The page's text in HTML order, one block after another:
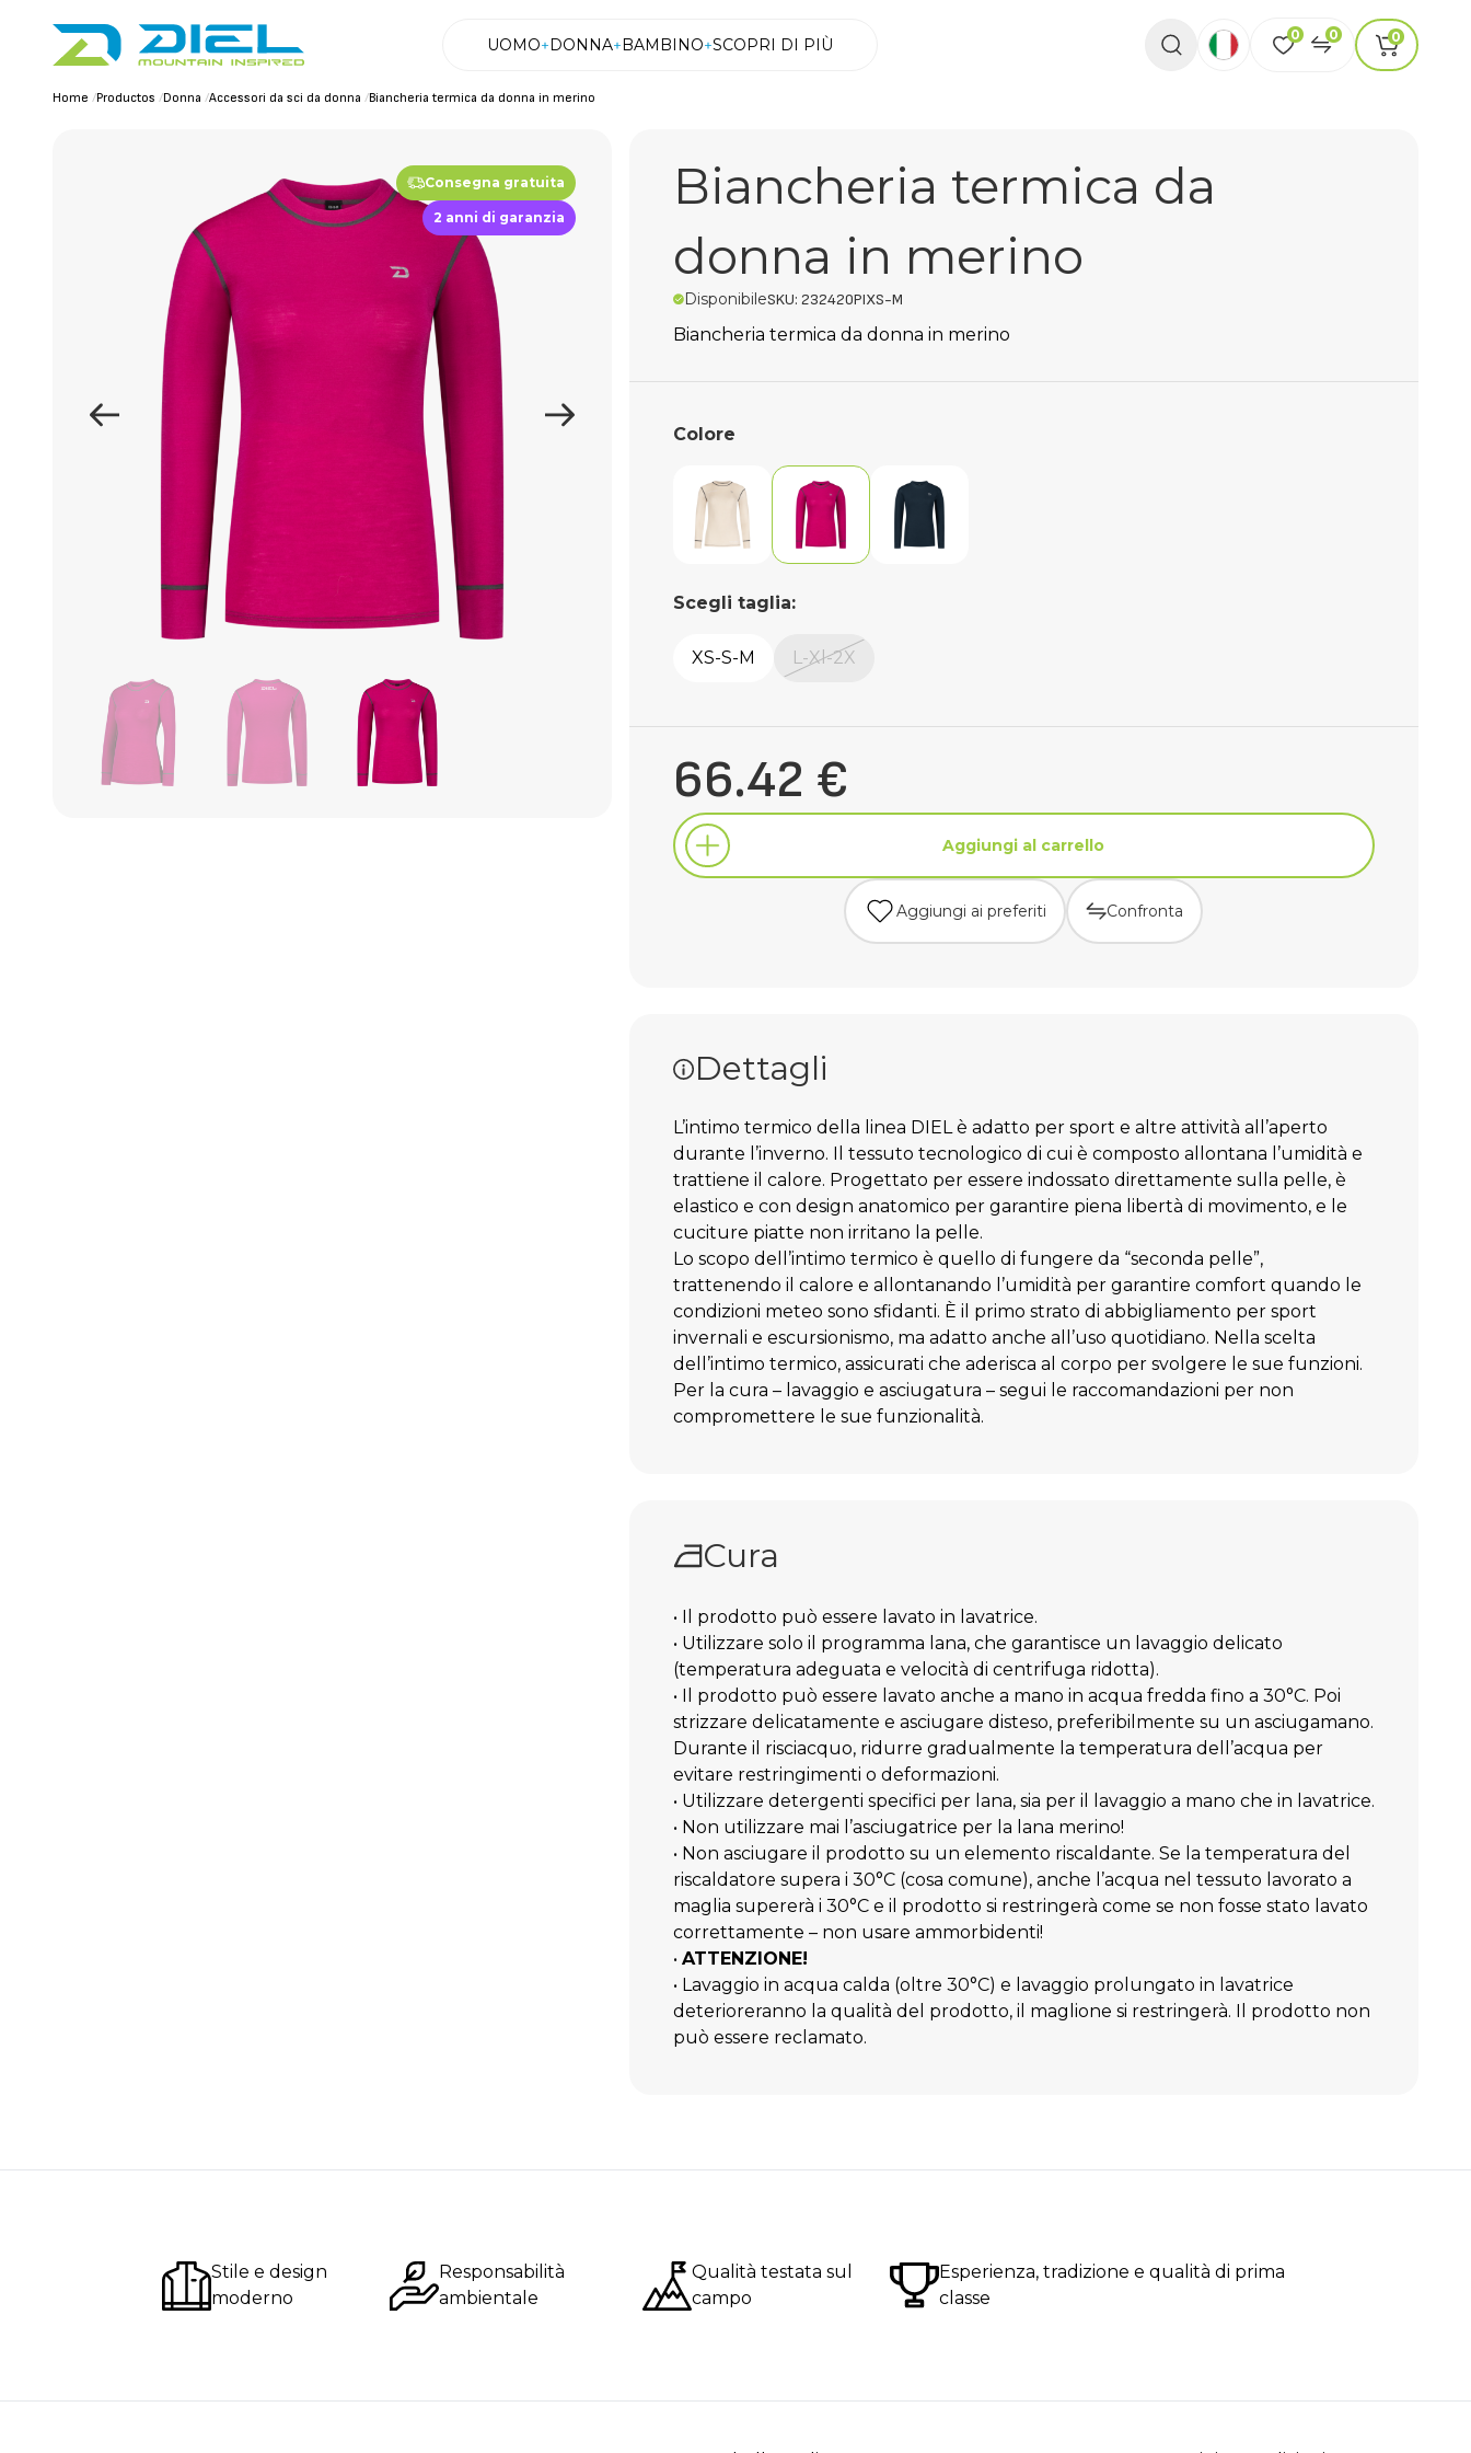
UOMO DONNA BAMBINO SCOPRI DI PIÙ
0 0 0
Home /Productos /Donna /Accessori da sci da donna /Biancheria termica da donna in merino
Consegna gratuita
2 anni di garanzia
Biancheria termica da
donna in merino
DisponibileSKU: 232420PIXS-M
Biancheria termica da donna in merino
Colore
Scegli taglia:
XS-S-M L-Xl-2X
66.42 €
Aggiungi al carrello
Aggiungi ai preferiti Confronta
Dettagli
L’intimo termico della linea DIEL è adatto per sport e altre attività all’aperto
durante l’inverno. Il tessuto tecnologico di cui è composto allontana l’umidità e
trattiene il calore. Progettato per essere indossato direttamente sulla pelle, è
elastico e con design anatomico per garantire piena libertà di movimento, e le
cuciture piatte non irritano la pelle.
Lo scopo dell’intimo termico è quello di fungere da “seconda pelle”,
trattenendo il calore e allontanando l’umidità per garantire comfort quando le
condizioni meteo sono sfidanti. È il primo strato di abbigliamento per sport
invernali e escursionismo, ma adatto anche all’uso quotidiano. Nella scelta
dell’intimo termico, assicurati che aderisca al corpo per svolgere le sue funzioni.
Per la cura – lavaggio e asciugatura – segui le raccomandazioni per non
compromettere le sue funzionalità.
Cura
• Il prodotto può essere lavato in lavatrice.
• Utilizzare solo il programma lana, che garantisce un lavaggio delicato
(temperatura adeguata e velocità di centrifuga ridotta).
• Il prodotto può essere lavato anche a mano in acqua fredda fino a 30°C. Poi
strizzare delicatamente e asciugare disteso, preferibilmente su un asciugamano.
Durante il risciacquo, ridurre gradualmente la temperatura dell’acqua per
evitare restringimenti o deformazioni.
• Utilizzare detergenti specifici per lana, sia per il lavaggio a mano che in lavatrice.
• Non utilizzare mai l’asciugatrice per la lana merino!
• Non asciugare il prodotto su un elemento riscaldante. Se la temperatura del
riscaldatore supera i 30°C (cosa comune), anche l’acqua nel tessuto lavorato a
maglia supererà i 30°C e il prodotto si restringerà come se non fosse stato lavato
correttamente – non usare ammorbidenti!
• ATTENZIONE!
• Lavaggio in acqua calda (oltre 30°C) e lavaggio prolungato in lavatrice
deterioreranno la qualità del prodotto, il maglione si restringerà. Il prodotto non
può essere reclamato.
Stile e design
moderno
Responsabilità
ambientale
Qualità testata sul
campo
Esperienza, tradizione e qualità di prima
classe